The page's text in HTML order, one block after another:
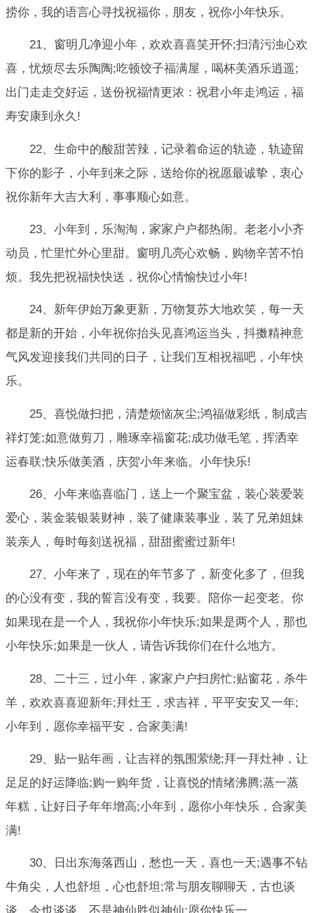
捞你，我的语言心寻找祝福你，朋友，祝你小年快乐。
21、窗明几净迎小年，欢欢喜喜笑开怀;扫清污浊心欢
喜，忧烦尽去乐陶陶;吃顿饺子福满屋，喝杯美酒乐逍遥;
出门走走交好运，送份祝福情更浓：祝君小年走鸿运，福
寿安康到永久!
22、生命中的酸甜苦辣，记录着命运的轨迹，轨迹留
下你的影子，小年到来之际，送给你的祝愿最诚挚，衷心
祝你新年大吉大利，事事顺心如意。
23、小年到，乐淘淘，家家户户都热闹。老老小小齐
动员，忙里忙外心里甜。窗明几亮心欢畅，购物辛苦不怕
烦。我先把祝福快快送，祝你心情愉快过小年!
24、新年伊始万象更新，万物复苏大地欢笑，每一天
都是新的开始，小年祝你抬头见喜鸿运当头，抖擞精神意
气风发迎接我们共同的日子，让我们互相祝福吧，小年快
乐。
25、喜悦做扫把，清楚烦恼灰尘;鸿福做彩纸，制成吉
祥灯笼;如意做剪刀，雕琢幸福窗花;成功做毛笔，挥洒幸
运春联;快乐做美酒，庆贺小年来临。小年快乐!
26、小年来临喜临门，送上一个聚宝盆，装心装爱装
爱心，装金装银装财神，装了健康装事业，装了兄弟姐妹
装亲人，每时每刻送祝福，甜甜蜜蜜过新年!
27、小年来了，现在的年节多了，新变化多了，但我
的心没有变，我的誓言没有变，我要。陪你一起变老。你
如果现在是一个人，我祝你小年快乐;如果是两个人，那也
小年快乐;如果是一伙人，请告诉我你们在什么地方。
28、二十三，过小年，家家户户扫房忙;贴窗花，杀牛
羊，欢欢喜喜迎新年;拜灶王，求吉祥，平平安安又一年;
小年到，愿你幸福平安，合家美满!
29、贴一贴年画，让吉祥的氛围萦绕;拜一拜灶神，让
足足的好运降临;购一购年货，让喜悦的情绪沸腾;蒸一蒸
年糕，让好日子年年增高;小年到，愿你小年快乐，合家美
满!
30、日出东海落西山，愁也一天，喜也一天;遇事不钻
牛角尖，人也舒坦，心也舒坦;常与朋友聊聊天，古也谈